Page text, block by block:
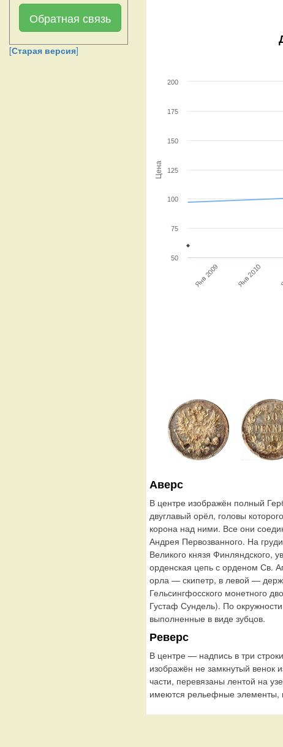
Обратная связь
[Старая версия]
Цена
Янв 2009 Янв 2010
50
75
100
125
150
175
200
Аверс
В центре изображён полный
двуглавый орёл, головы
корона над ними. Все они
Андрея Первозванного. На
Великого князя Финляндского,
орденская цепь с орденом Св.
орла — скипетр, в левой —
Гельсингфосского монетного
Густаф Сундель). По
выполненные в виде зубцов.
Реверс
В центре — надпись в три
изображён не замкнутый венок
части, перевязаны лентой на
имеются рельефные элементы,